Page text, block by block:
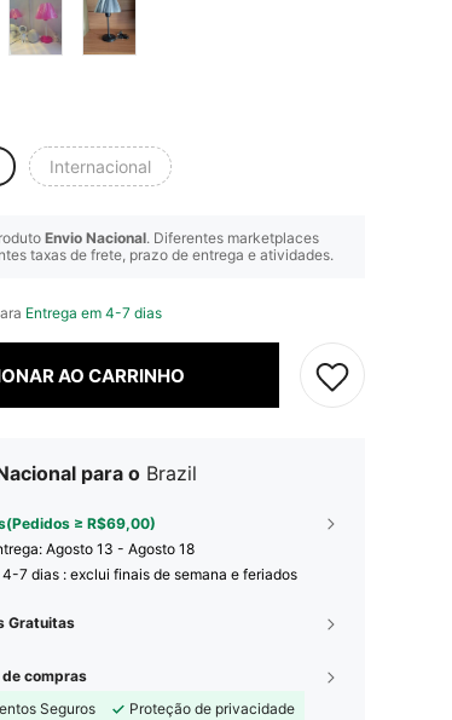
Internacional
Envio Nacional. Diferentes marketplaces
taxas de frete, prazo de entrega e atividades.
Entrega em 4-7 dias
AO CARRINHO
para o Brazil
≥ R$69,00)
Agosto 13 - Agosto 18
4-7 dias : exclui finais de semana e feriados
Gratuitas
compras
Seguros
Proteção de privacidade